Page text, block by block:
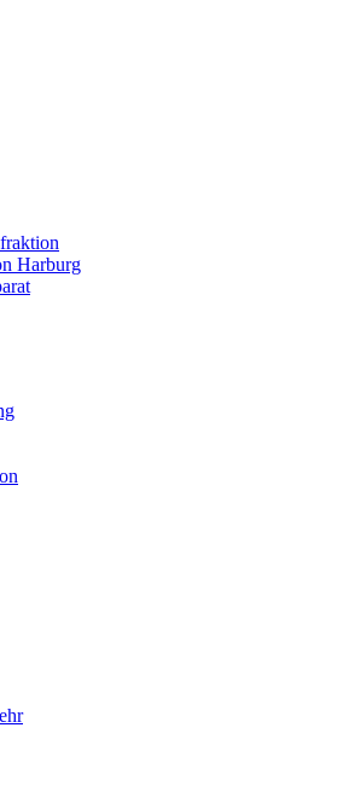
Harburg